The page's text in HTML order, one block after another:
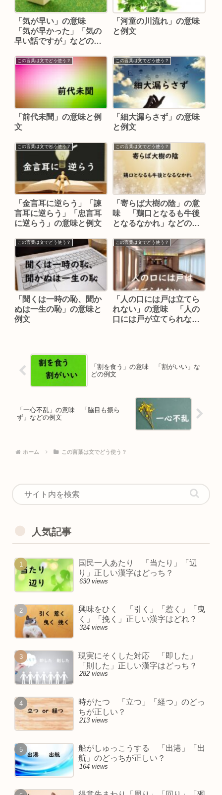
「気が早い」の意味
「気が早かった」「気の
早い話ですが」などの例
「河童の川流れ」の意味
と例文
この言葉は文でどう使う？
「前代未聞」の意味と例
文
この言葉は文でどう使う？
「細大漏らさず」の意味
と例文
この言葉は文でどう使う？
「金言耳に逆らう」「諫
言耳に逆らう」「忠言耳
に逆らう」の意味と例文
この言葉は文でどう使う？
「寄らば大樹の陰」の意
味 「鶏口となるも牛後
となるなかれ」などの例
この言葉は文でどう使う？
「聞くは一時の恥、聞か
ぬは一生の恥」の意味と
例文
この言葉は文でどう使う？
「人の口には戸は立てら
れない」の意味 「人の
口には戸が立てられな
「割を食う」の意味 「割がいい」な
どの例文
「一心不乱」の意味 「脇目も振ら
ず」などの例文
ホーム この言葉は文でどう使う？
人気記事
国民一人あたり 「当たり」「辺
り」正しい漢字はどっち？
630 views
興味をひく 「引く」「惹く」「曳
く」「挽く」正しい漢字はどれ？
324 views
現実にそくした対応 「即した」
「則した」正しい漢字はどっち？
282 views
時がたつ 「立つ」「経つ」のどっ
ちが正しい？
213 views
船がしゅっこうする 「出港」「出
航」のどっちが正しい？
164 views